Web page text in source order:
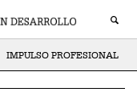
IMPULSO PROFESIONAL